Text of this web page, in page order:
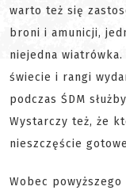
warto też się
broni i amunicji,
niejedna
świecie i rangi
podczas ŚDM
Wystarczy też, że
nieszczęście
Wobec